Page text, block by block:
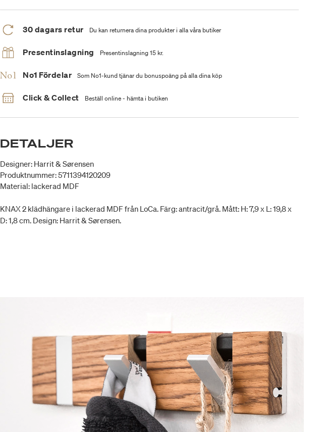
30 dagars retur Du kan returnera dina produkter i alla våra butiker
Presentinslagning Presentinslagning 15 kr.
No1 Fördelar Som No1-kund tjänar du bonuspoäng på alla dina köp
Click & Collect Beställ online - hämta i butiken
DETALJER
Designer: Harrit & Sørensen
Produktnummer: 5711394120209
Material: lackerad MDF
KNAX 2 klädhängare i lackerad MDF från LoCa. Färg: antracit/grå. Mått: H: 7,9 x L: 19,8 x
D: 1,8 cm. Design: Harrit & Sørensen.